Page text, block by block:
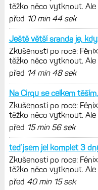
Zkušenosti
jedním
vytknout.
Zaměření
trénink
v
Garmin
300
měsíců
konečně
Zatím ale